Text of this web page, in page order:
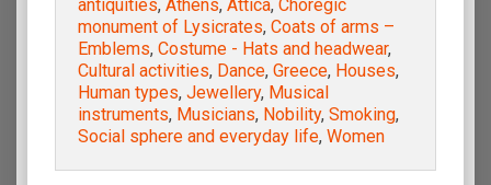
antiquities, Athens, Attica, Choregic
monument of Lysicrates, Coats of arms –
Emblems, Costume - Hats and headwear,
Cultural activities, Dance, Greece, Houses,
Human types, Jewellery, Musical
instruments, Musicians, Nobility, Smoking,
Social sphere and everyday life, Women